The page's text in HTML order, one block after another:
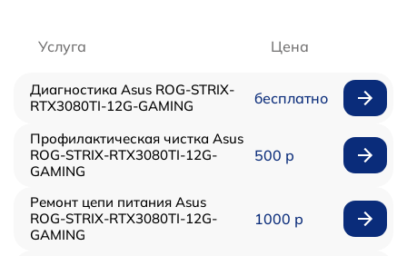
Услуга Цена
Диагностика Asus ROG-STRIX-
RTX3080TI-12G-GAMING
бесплатно
Профилактическая чистка Asus
ROG-STRIX-RTX3080TI-12G-
GAMING
500 р
Ремонт цепи питания Asus
ROG-STRIX-RTX3080TI-12G-
GAMING
1000 р